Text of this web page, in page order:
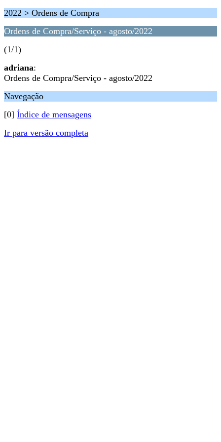
2022 > Ordens de Compra
Ordens de Compra/Serviço - agosto/2022
(1/1)
adriana:
Ordens de Compra/Serviço - agosto/2022
Navegação
[0] Índice de mensagens
Ir para versão completa